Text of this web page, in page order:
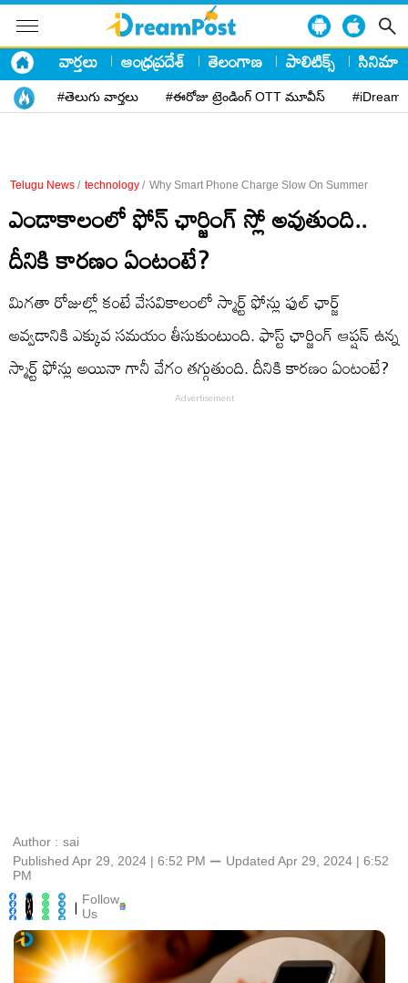
వార్తలు ఆంధ్రప్రదేశ్ తెలంగాణ పాలిటిక్స్ సినిమా
#తెలుగు వార్తలు #ఈరోజు ట్రెండింగ్ OTT మూవీస్
Telugu News / technology / Why Smart Phone Charge Slow On Summer
ఎండాకాలంలో ఫోన్ ఛార్జింగ్ స్లో అవుతుంది..
దీనికి కారణం ఏంటంటే?
మిగతా రోజుల్లో కంటే వేసవికాలంలో స్మార్ట్ ఫోన్లు ఫుల్ ఛార్జ్
అవ్వడానికి ఎక్కువ సమయం తీసుకుంటుంది. ఫాస్ట్ ఛార్జింగ్ ఆప్షన్ ఉన్న
స్మార్ట్ ఫోన్లు అయినా గానీ వేగం తగ్గుతుంది. దీనికి కారణం ఏంటంటే?
Author : sai
Published Apr 29, 2024 | 6:52 PM ⚊ Updated Apr 29, 2024 | 6:52
PM
| Follow
Us